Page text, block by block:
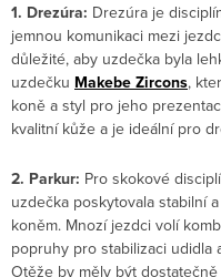
1. Drezúra: Drezúra je
jemnou komunikaci mezi
důležité, aby uzdečka byla
uzdečku MakebeZircons,
koně a styl pro jeho
kvalitní kůže a je ideální pro
2. Parkur: Pro skokové
uzdečka poskytovala stabilní
koněm. Mnozí jezdci volí
popruhy pro stabilizaci udidla
Otěže by měly být